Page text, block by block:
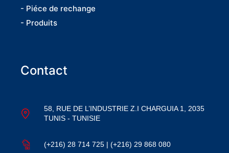
- Piéce de rechange
- Produits
Contact
58, RUE DE L’INDUSTRIE Z.I CHARGUIA 1, 2035
TUNIS - TUNISIE
(+216) 28 714 725 | (+216) 29 868 080